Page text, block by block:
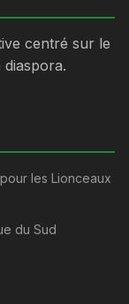
centré sur le
les Lionceaux
du Sud